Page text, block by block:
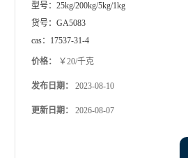
型号： 25kg/200kg/5kg/1kg
货号： GA5083
cas： 17537-31-4
价格： ￥20/千克
发布日期： 2023-08-10
更新日期： 2026-08-07